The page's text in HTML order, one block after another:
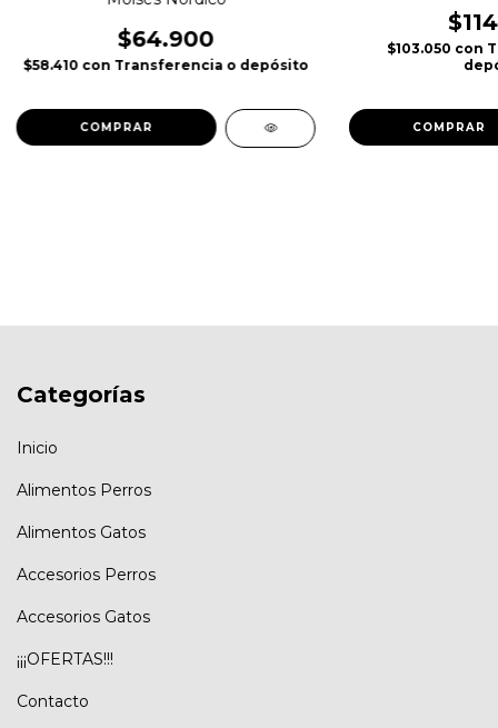
$64.900
$58.410 con Transferencia o depósito
COMPRAR
$103.050 con
COMPRAR
Categorías
Inicio
Alimentos Perros
Alimentos Gatos
Accesorios Perros
Accesorios Gatos
¡¡¡OFERTAS!!!
Contacto